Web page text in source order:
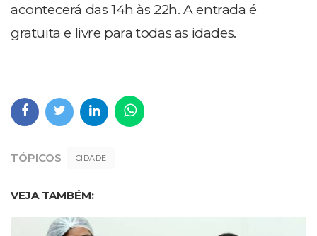
acontecerá das 14h às 22h. A entrada é
gratuita e livre para todas as idades.
TÓPICOS CIDADE
VEJA TAMBÉM: